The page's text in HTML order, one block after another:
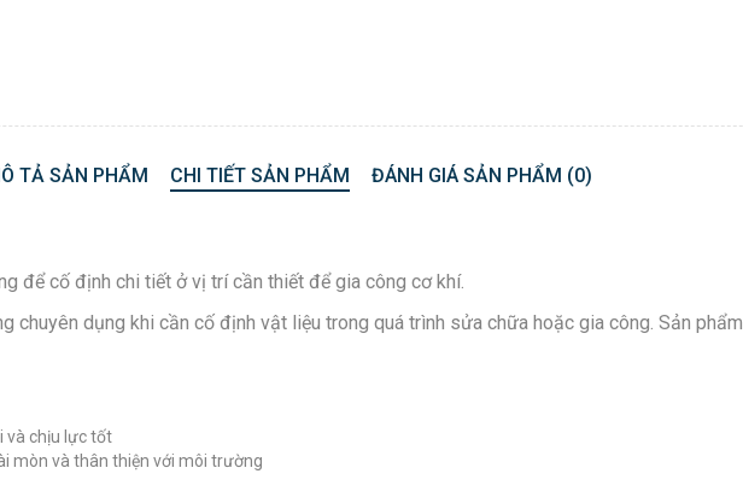
TẢ SẢN PHẨM CHI TIẾT SẢN PHẨM ĐÁNH GIÁ SẢN PHẨM (0)
để cố định chi tiết ở vị trí cần thiết để gia công cơ khí.
chuyên dụng khi cần cố định vật liệu trong quá trình sửa chữa hoặc gia công. Sản
và chịu lực tốt
mòn và thân thiện với môi trường